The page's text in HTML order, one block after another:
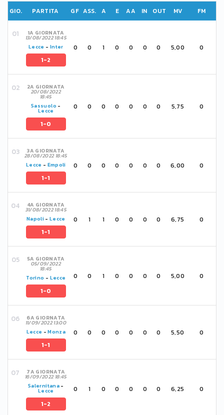
GIO. PARTITA GF ASS. A E AA IN OUT MV FM
1A GIORNATA
13/08/2022 18:45
Lecce - Inter
1-2
0 0 1 0 0 0 0 5,00 0
2A GIORNATA
20/08/2022
18:45
Sassuolo -
Lecce
1-0
0 0 0 0 0 0 0 5,75 0
3A GIORNATA
28/08/2022 18:45
Lecce - Empoli
1-1
0 0 0 0 0 0 0 6,00 0
4A GIORNATA
31/08/2022 18:45
Napoli -Lecce
1-1
0 1 1 0 0 0 0 6,75 0
5A GIORNATA
05/09/2022
18:45
Torino - Lecce
1-0
0 0 1 0 0 0 0 5,00 0
6A GIORNATA
11/09/2022 13:00
Lecce -Monza
1-1
0 0 0 0 0 0 0 5,50 0
7A GIORNATA
16/09/2022 18:45
Salernitana-
Lecce
1-2
0 1 0 0 0 0 0 6,25 0